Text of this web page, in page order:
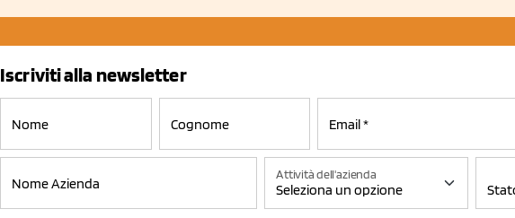
Iscriviti alla newsletter
Attività dell'azienda